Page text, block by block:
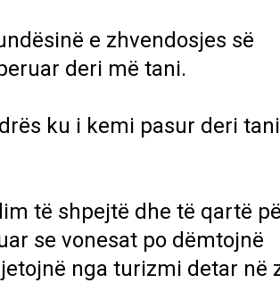
e zhvendosjes së
deri më tani.
ku i kemi pasur deri
të shpejtë dhe të qartë
se vonesat po dëmtojnë
nga turizmi detar në